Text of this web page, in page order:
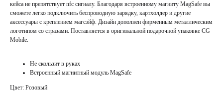
кейса не препятствует nfc сигналу. Благодаря встроенному магниту MagSafe вы
сможете легко подключить беспроводную зарядку, картхолдер и другие
аксессуары с креплением магсэйф. Дизайн дополнен фирменным металлическим
логотипом со стразами. Поставляется в оригинальной подарочной упаковке CG
Mobile.
Не скользит в руках
Встроенный магнитный модуль MagSafe
Цвет: Розовый